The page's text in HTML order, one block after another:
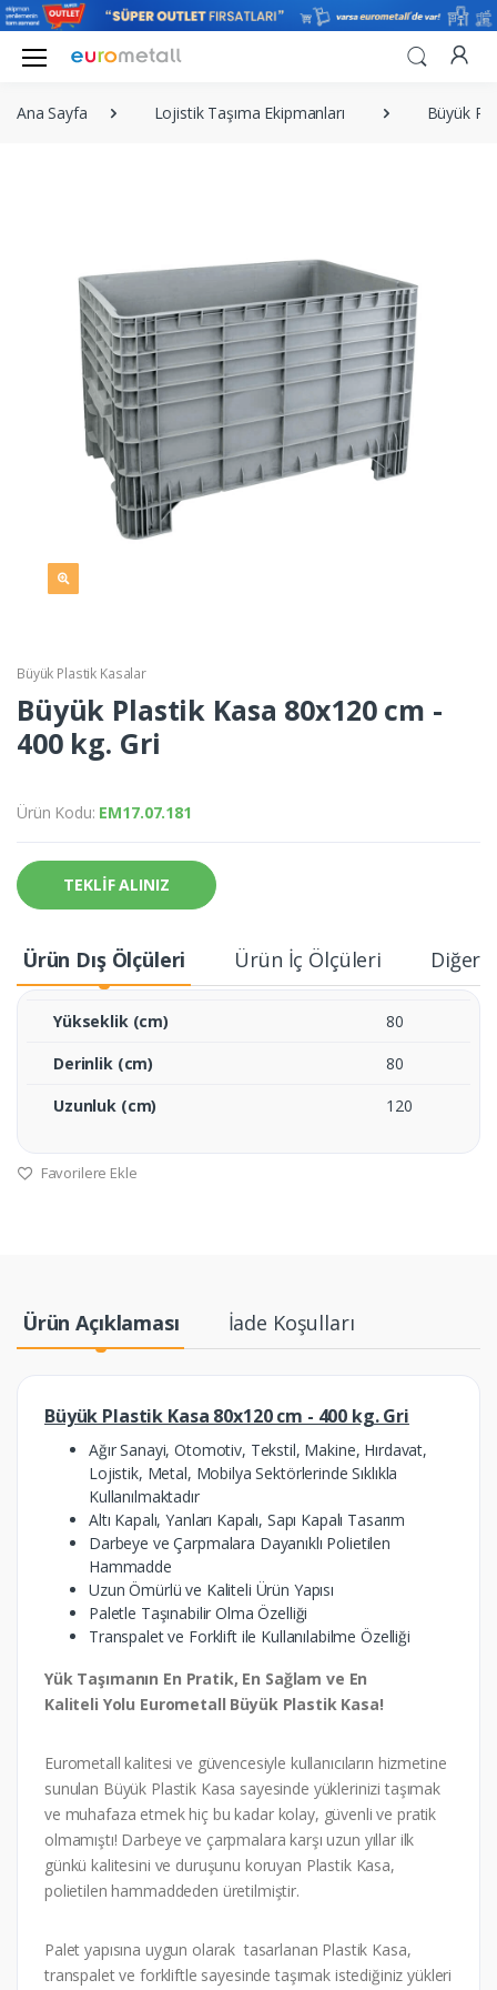
Ana Sayfa Lojistik Taşıma Ekipmanları Büyük
Büyük Plastik Kasalar
Büyük Plastik Kasa 80x120 cm -
400 kg. Gri
Ürün Kodu: EM17.07.181
TEKLİF ALINIZ
Ürün Dış Ölçüleri Ürün İç Ölçüleri Diğer
Yükseklik (cm)
80
Derinlik (cm)
80
Uzunluk (cm)
120
Favorilere Ekle
Ürün Açıklaması İade Koşulları
Büyük Plastik Kasa 80x120 cm - 400 kg. Gri
Ağır Sanayi, Otomotiv, Tekstil, Makine, Hırdavat,
Lojistik, Metal, Mobilya Sektörlerinde Sıklıkla
Kullanılmaktadır
Altı Kapalı, Yanları Kapalı, Sapı Kapalı Tasarım
Darbeye ve Çarpmalara Dayanıklı Polietilen
Hammadde
Uzun Ömürlü ve Kaliteli Ürün Yapısı
Paletle Taşınabilir Olma Özelliği
Transpalet ve Forklift ile Kullanılabilme Özelliği
Yük Taşımanın En Pratik, En Sağlam ve En
Kaliteli Yolu Eurometall Büyük Plastik Kasa!
Eurometall kalitesi ve güvencesiyle kullanıcıların hizmetine
sunulan Büyük Plastik Kasa sayesinde yüklerinizi taşımak
ve muhafaza etmek hiç bu kadar kolay, güvenli ve pratik
olmamıştı! Darbeye ve çarpmalara karşı uzun yıllar ilk
günkü kalitesini ve duruşunu koruyan Plastik Kasa,
polietilen hammaddeden üretilmiştir.
Palet yapısına uygun olarak tasarlanan Plastik Kasa,
transpalet ve forkliftle sayesinde taşımak istediğiniz yükleri